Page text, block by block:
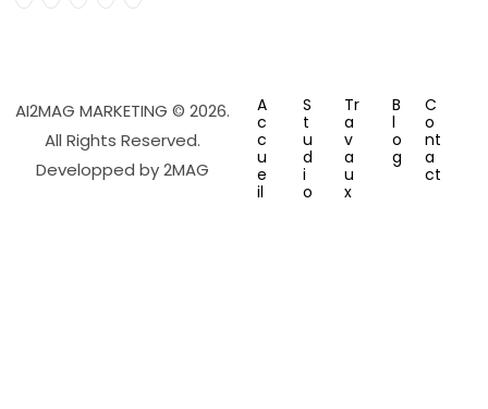
AI2MAG MARKETING © 2026.
All Rights Reserved.
Developped by2MAG
A
c
c
u
e
il
S
t
u
d
i
o
Tr
a
v
a
u
x
B
l
o
g
C
o
nt
a
ct